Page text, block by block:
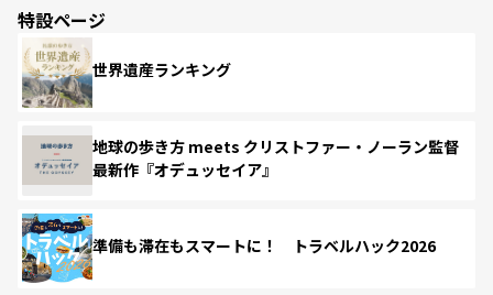
特設ページ
世界遺産ランキング
地球の歩き方 meets クリストファー・ノーラン監督
最新作『オデュッセイア』
準備も滞在もスマートに！ トラベルハック2026